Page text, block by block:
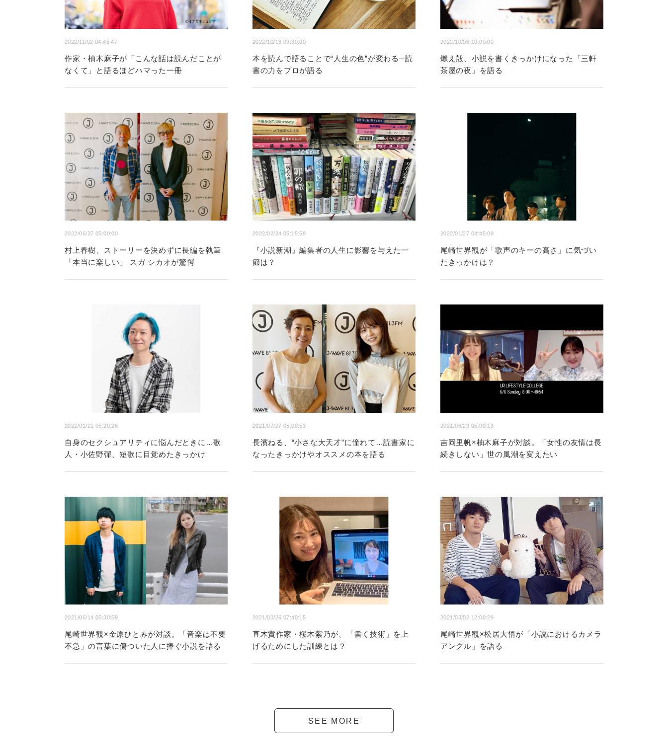
2022/11/02 04:45:47
作家・柚木麻子が「こんな話は読んだことが
なくて」と語るほどハマった一冊
2022/10/13 09:30:00
本を読んで語ることで“人生の色”が変わる─読
書の力をプロが語る
2022/10/06 10:00:00
燃え殻、小説を書くきっかけになった「三軒
茶屋の夜」を語る
2022/06/27 05:00:00
村上春樹、ストーリーを決めずに長編を執筆
「本当に楽しい」 スガ シカオが驚愕
2022/02/24 05:15:59
『小説新潮』編集者の人生に影響を与えた一
節は？
2022/01/27 04:45:09
尾崎世界観が「歌声のキーの高さ」に気づい
たきっかけは？
2022/01/21 05:20:26
自身のセクシュアリティに悩んだときに…歌
人・小佐野彈、短歌に目覚めたきっかけ
2021/07/27 05:00:53
長濱ねる、“小さな大天才”に憧れて…読書家に
なったきっかけやオススメの本を語る
2021/06/29 05:00:13
吉岡里帆×柚木麻子が対談。「女性の友情は長
続きしない」世の風潮を変えたい
2021/06/14 05:30:59
尾崎世界観×金原ひとみが対談。「音楽は不要
不急」の言葉に傷ついた人に捧ぐ小説を語る
2021/03/26 07:40:15
直木賞作家・桜木紫乃が、「書く技術」を上
げるためにした訓練とは？
2021/03/02 12:00:29
尾崎世界観×松居大悟が「小説におけるカメラ
アングル」を語る
SEE MORE